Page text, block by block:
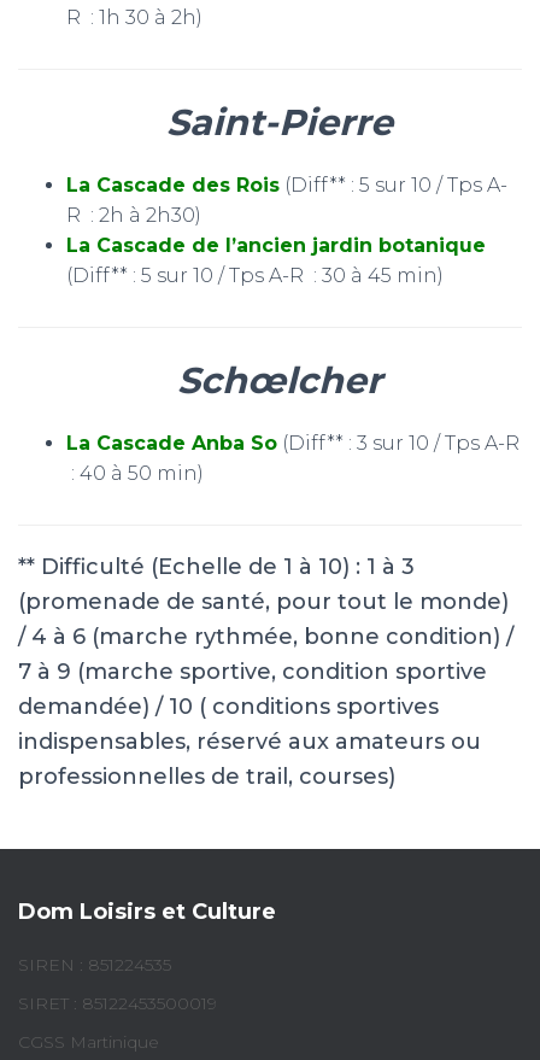
R : 1h 30 à 2h)
Saint-Pierre
La Cascade des Rois (Diff** : 5 sur 10 / Tps A-
R : 2h à 2h30)
La Cascade de l’ancien jardin botanique
(Diff** : 5 sur 10 / Tps A-R : 30 à 45 min)
Schœlcher
La Cascade Anba So (Diff** : 3 sur 10 / Tps A-R
: 40 à 50 min)
** Difficulté (Echelle de 1 à 10) : 1 à 3
(promenade de santé, pour tout le monde)
/ 4 à 6 (marche rythmée, bonne condition) /
7 à 9 (marche sportive, condition sportive
demandée) / 10 ( conditions sportives
indispensables, réservé aux amateurs ou
professionnelles de trail, courses)
Dom Loisirs et Culture
SIREN : 851224535
SIRET : 85122453500019
CGSS Martinique